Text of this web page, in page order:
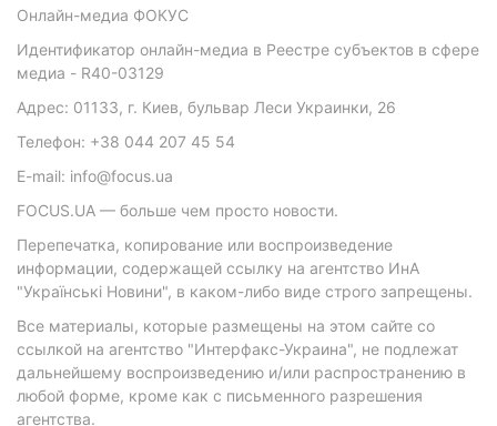
Онлайн-медиа ФОКУС
Идентификатор онлайн-медиа в Реестре субъектов в сфере
медиа - R40-03129
Адрес: 01133, г. Киев, бульвар Леси Украинки, 26
Телефон: +38 044 207 45 54
E-mail: info@focus.ua
FOCUS.UA — больше чем просто новости.
Перепечатка, копирование или воспроизведение
информации, содержащей ссылку на агентство ИнА
"Українські Новини", в каком-либо виде строго запрещены.
Все материалы, которые размещены на этом сайте со
ссылкой на агентство "Интерфакс-Украина", не подлежат
дальнейшему воспроизведению и/или распространению в
любой форме, кроме как с письменного разрешения
агентства.